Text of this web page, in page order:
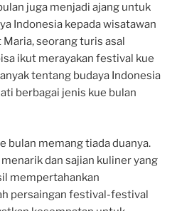
juga menjadi ajang untuk
Indonesia kepada wisatawan
seorang turis asal
ikut merayakan festival kue
tentang budaya Indonesia
berbagai jenis kue bulan
bulan memang tiada duanya.
dan sajian kuliner yang
mempertahankan
persaingan festival-festival